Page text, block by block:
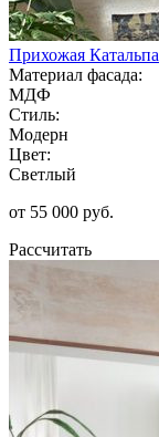
Прихожая Катальпа
Материал фасада:
МДФ
Стиль:
Модерн
Цвет:
Светлый
от 55 000 руб.
Рассчитать